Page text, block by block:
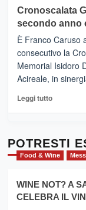
tra
sapori
e
vicoli
medievali
Mondello
(Palermo)
–
“E
Pasta
–
l’
evento
per
la
filiera
Cronoscalata
secondo anno
È Franco Caruso
consecutivo la
Memorial Isidoro
Acireale, in
Leggi tuttoLeggi
Giarre
per
il
POTRESTI
Food & Wine
WINE NOT? A
CELEBRA IL